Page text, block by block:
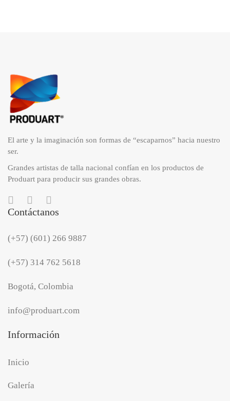
El arte y la imaginación son formas de “escaparnos” hacia nuestro
ser.
Grandes artistas de talla nacional confían en los productos de
Produart para producir sus grandes obras.
Contáctanos
(+57) (601) 266 9887
(+57) 314 762 5618
Bogotá, Colombia
info@produart.com
Información
Inicio
Galería